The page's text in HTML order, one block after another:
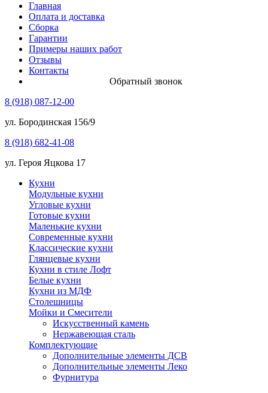
Главная
Оплата и доставка
Сборка
Гарантии
Примеры наших работ
Отзывы
Контакты
Обратный звонок
8 (918) 087-12-00
ул. Бородинская 156/9
8 (918) 682-41-08
ул. Героя Яцкова 17
Кухни
Модульные кухни
Угловые кухни
Готовые кухни
Маленькие кухни
Современные кухни
Классические кухни
Глянцевые кухни
Кухни в стиле Лофт
Белые кухни
Кухни из МДФ
Столешницы
Мойки и Смесители
Искусственный камень
Нержавеющая сталь
Комплектующие
Дополнительные элементы ДСВ
Дополнительные элементы Леко
Фурнитура